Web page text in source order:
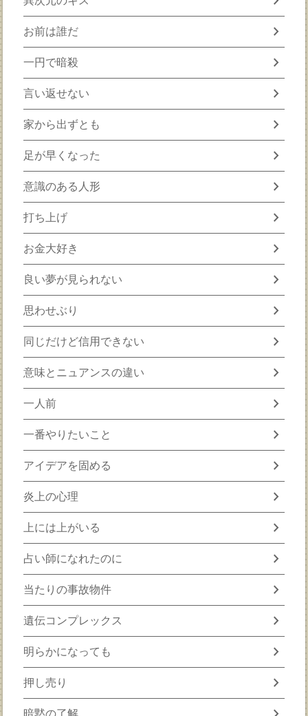
お前は誰だ chevron_right
一円で暗殺 chevron_right
言い返せない chevron_right
家から出ずとも chevron_right
足が早くなった chevron_right
意識のある人形 chevron_right
打ち上げ chevron_right
お金大好き chevron_right
良い夢が見られない chevron_right
思わせぶり chevron_right
同じだけど信用できない chevron_right
意味とニュアンスの違い chevron_right
一人前 chevron_right
一番やりたいこと chevron_right
アイデアを固める chevron_right
炎上の心理 chevron_right
上には上がいる chevron_right
占い師になれたのに chevron_right
当たりの事故物件 chevron_right
遺伝コンプレックス chevron_right
明らかになっても chevron_right
押し売り chevron_right
暗黙の了解